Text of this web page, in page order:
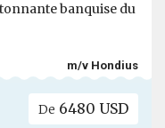
banquise du
m/v Hondius
De 6480 USD